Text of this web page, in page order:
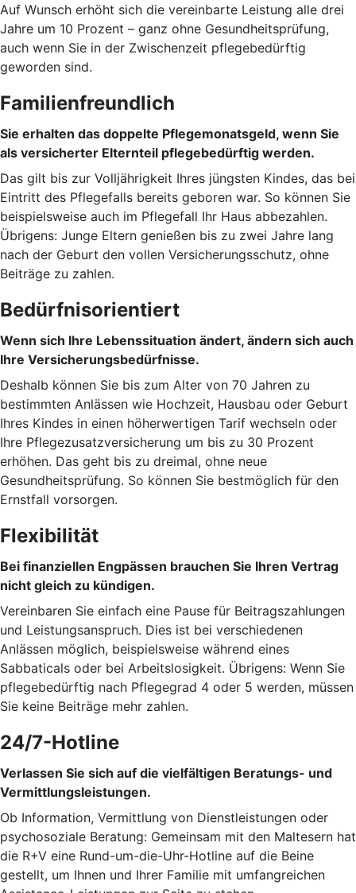
Auf Wunsch erhöht sich die vereinbarte Leistung alle drei
Jahre um 10 Prozent – ganz ohne Gesundheitsprüfung,
auch wenn Sie in der Zwischenzeit pflegebedürftig
geworden sind.
Familienfreundlich
Sie erhalten das doppelte Pflegemonatsgeld, wenn Sie
als versicherter Elternteil pflegebedürftig werden.
Das gilt bis zur Volljährigkeit Ihres jüngsten Kindes, das bei
Eintritt des Pflegefalls bereits geboren war. So können Sie
beispielsweise auch im Pflegefall Ihr Haus abbezahlen.
Übrigens: Junge Eltern genießen bis zu zwei Jahre lang
nach der Geburt den vollen Versicherungsschutz, ohne
Beiträge zu zahlen.
Bedürfnisorientiert
Wenn sich Ihre Lebenssituation ändert, ändern sich auch
Ihre Versicherungsbedürfnisse.
Deshalb können Sie bis zum Alter von 70 Jahren zu
bestimmten Anlässen wie Hochzeit, Hausbau oder Geburt
Ihres Kindes in einen höherwertigen Tarif wechseln oder
Ihre Pflegezusatzversicherung um bis zu 30 Prozent
erhöhen. Das geht bis zu dreimal, ohne neue
Gesundheitsprüfung. So können Sie bestmöglich für den
Ernstfall vorsorgen.
Flexibilität
Bei finanziellen Engpässen brauchen Sie Ihren Vertrag
nicht gleich zu kündigen.
Vereinbaren Sie einfach eine Pause für Beitragszahlungen
und Leistungsanspruch. Dies ist bei verschiedenen
Anlässen möglich, beispielsweise während eines
Sabbaticals oder bei Arbeitslosigkeit. Übrigens: Wenn Sie
pflegebedürftig nach Pflegegrad 4 oder 5 werden, müssen
Sie keine Beiträge mehr zahlen.
24/7-Hotline
Verlassen Sie sich auf die vielfältigen Beratungs- und
Vermittlungsleistungen.
Ob Information, Vermittlung von Dienstleistungen oder
psychosoziale Beratung: Gemeinsam mit den Maltesern hat
die R+V eine Rund-um-die-Uhr-Hotline auf die Beine
gestellt, um Ihnen und Ihrer Familie mit umfangreichen